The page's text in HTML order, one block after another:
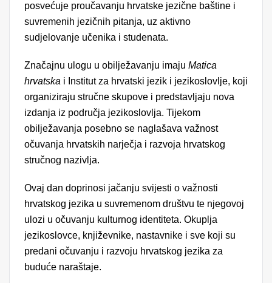
posvećuje proučavanju hrvatske jezične baštine i
suvremenih jezičnih pitanja, uz aktivno
sudjelovanje učenika i studenata.
Značajnu ulogu u obilježavanju imaju Matica
hrvatska i Institut za hrvatski jezik i jezikoslovlje, koji
organiziraju stručne skupove i predstavljaju nova
izdanja iz područja jezikoslovlja. Tijekom
obilježavanja posebno se naglašava važnost
očuvanja hrvatskih narječja i razvoja hrvatskog
stručnog nazivlja.
Ovaj dan doprinosi jačanju svijesti o važnosti
hrvatskog jezika u suvremenom društvu te njegovoj
ulozi u očuvanju kulturnog identiteta. Okuplja
jezikoslovce, književnike, nastavnike i sve koji su
predani očuvanju i razvoju hrvatskog jezika za
buduće naraštaje.